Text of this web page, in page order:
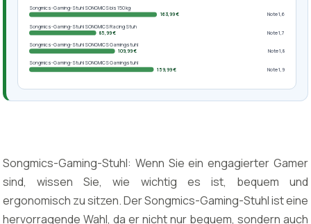
Songmics-Gaming-Stuhl SONGMICS bis 150 kg
163,99 €
Note 1,6
Songmics-Gaming-Stuhl SONGMICS Racing Stuh
85,99 €
Note 1,7
Songmics-Gaming-Stuhl SONGMICS Gamingstuhl
109,99 €
Note 1,8
Songmics-Gaming-Stuhl SONGMICS Gamingstuhl
159,99 €
Note 1,9
Songmics-Gaming-Stuhl: Wenn Sie ein engagierter Gamer
sind, wissen Sie, wie wichtig es ist, bequem und
ergonomisch zu sitzen. Der Songmics-Gaming-Stuhl ist eine
hervorragende Wahl, da er nicht nur bequem, sondern auch